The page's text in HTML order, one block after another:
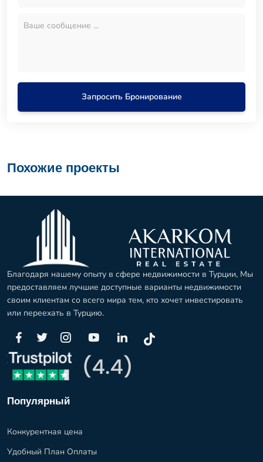
Запросить Бронирование
Похожие проекты
Благодаря нашему опыту в сфере недвижимости в Турции, Мы
предоставляем лучшие доступные варианты недвижимости
своим клиентам со всего мира тем, кто хочет инвестировать
или переехать в Турцию.
Популярный
Конкурентная цена
Удобный План Оплаты